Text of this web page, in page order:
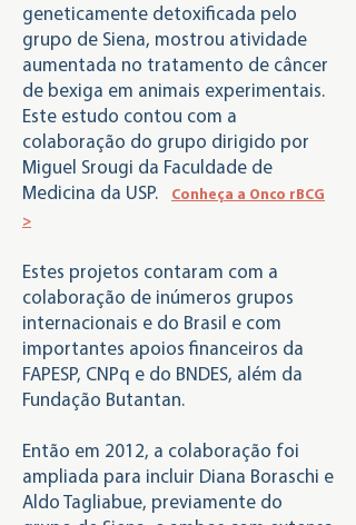
geneticamente detoxificada pelo
grupo de Siena, mostrou atividade
aumentada no tratamento de câncer
de bexiga em animais experimentais.
Este estudo contou com a
colaboração do grupo dirigido por
Miguel Srougi da Faculdade de
Medicina da USP.
Conheça a Onco rBCG
>
Estes projetos contaram com a
colaboração de inúmeros grupos
internacionais e do Brasil e com
importantes apoios financeiros da
FAPESP, CNPq e do BNDES, além da
Fundação Butantan.
Então em 2012, a colaboração foi
ampliada para incluir Diana Boraschi e
Aldo Tagliabue, previamente do